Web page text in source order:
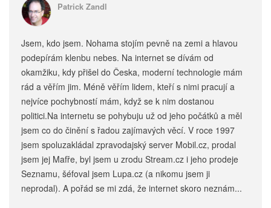
Patrick Zandl
Jsem, kdo jsem. Nohama stojím pevně na zemi a hlavou
podepírám klenbu nebes. Na internet se dívám od
okamžiku, kdy přišel do Česka, moderní technologie mám
rád a věřím jim. Méně věřím lidem, kteří s nimi pracují a
nejvíce pochybností mám, když se k nim dostanou
politici.Na internetu se pohybuju už od jeho počátků a měl
jsem co do činění s řadou zajímavých věcí. V roce 1997
jsem spoluzakládal zpravodajský server Mobil.cz, prodal
jsem jej Mafře, byl jsem u zrodu Stream.cz i jeho prodeje
Seznamu, šéfoval jsem Lupa.cz (a nikomu jsem ji
neprodal). A pořád se mi zdá, že internet skoro neznám...